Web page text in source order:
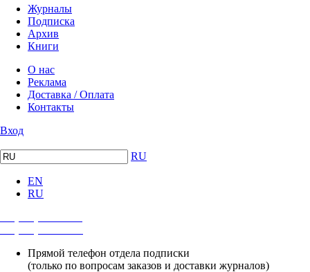
Журналы
Подписка
Архив
Книги
О нас
Реклама
Доставка / Оплата
Контакты
Вход
RU
EN
RU
Прямой телефон отдела подписки
(только по вопросам заказов и доставки журналов)